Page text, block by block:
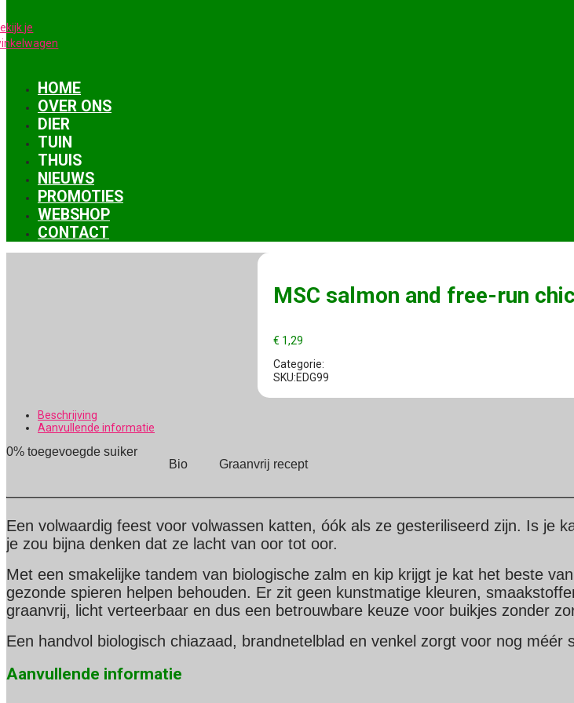
je
HOME
OVER ONS
DIER
TUIN
THUIS
NIEUWS
PROMOTIES
WEBSHOP
CONTACT
MSC salmon and free-run
€ 1,29
Categorie:
SKU:EDG99
Beschrijving
Aanvullende informatie
0% toegevoegde suiker
Bio
Graanvrij recept
Een volwaardig feest voor volwassen katten, óók als ze gesteriliseerd zijn. Is je
je zou bijna denken dat ze lacht van oor tot oor.
Met een smakelijke tandem van biologische zalm en kip krijgt je kat het beste
gezonde spieren helpen behouden. Er zit geen kunstmatige kleuren,
graanvrij, licht verteerbaar en dus een betrouwbare keuze voor buikjes zonder
Een handvol biologisch chiazaad, brandnetelblad en venkel zorgt voor nog
Aanvullende informatie